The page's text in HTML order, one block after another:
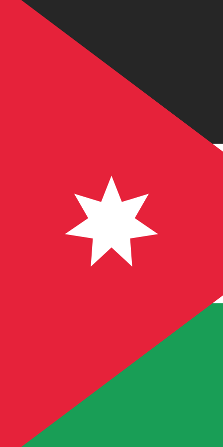
Perché scegliere Xe per inviare soldi a
Confrontaci con la tua banca e scopri i risparmi. I nostri
prima che
Trasferimenti più rapidi
La maggior parte dei trasferimenti vienecompletata lo
Manda più velocemente
Un codice SWIFT—noto anche come BIC (Bank
SWIFT corretto in Giordania per inviare o ricevere
Come posso trovare il codice SWIFT corretto per la mia banca in
Ho bisogno di un codice SWIFT diverso per ogni filiale in Giordania?
Cosa succede se uso il codice SWIFT sbagliato in Giordania?